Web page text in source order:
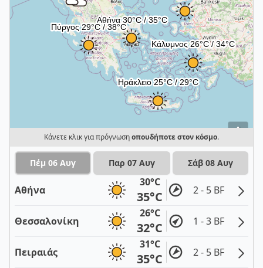
i
Κάνετε κλικ για πρόγνωσηοπουδήποτε στον κόσμο.
Πέμ 06 Αυγ Παρ 07 Αυγ Σάβ 08 Αυγ
Αθήνα
30°C
35°C 2 - 5 BF
Θεσσαλονίκη
26°C
32°C 1 - 3 BF
Πειραιάς
31°C
35°C 2 - 5 BF